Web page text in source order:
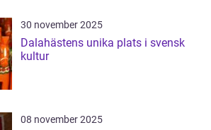
30 november 2025
Dalahästens unika plats i svensk
kultur
08 november 2025